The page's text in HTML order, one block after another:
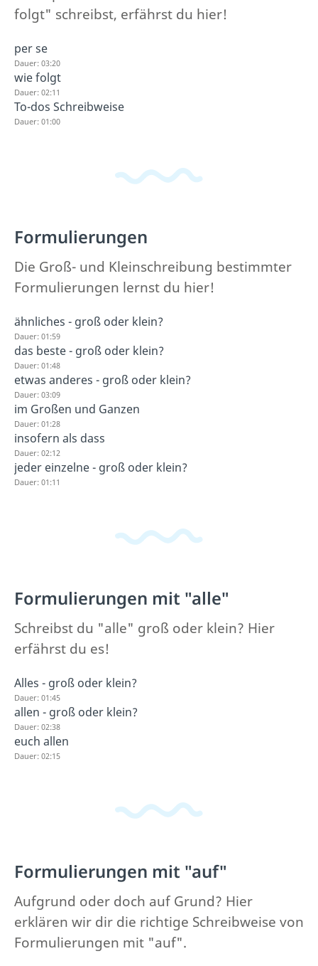
folgt" schreibst, erfährst du hier!
per se
Dauer: 03:20
wie folgt
Dauer: 02:11
To-dos Schreibweise
Dauer: 01:00
Formulierungen
Die Groß- und Kleinschreibung bestimmter
Formulierungen lernst du hier!
ähnliches - groß oder klein?
Dauer: 01:59
das beste - groß oder klein?
Dauer: 01:48
etwas anderes - groß oder klein?
Dauer: 03:09
im Großen und Ganzen
Dauer: 01:28
insofern als dass
Dauer: 02:12
jeder einzelne - groß oder klein?
Dauer: 01:11
Formulierungen mit "alle"
Schreibst du "alle" groß oder klein? Hier
erfährst du es!
Alles - groß oder klein?
Dauer: 01:45
allen - groß oder klein?
Dauer: 02:38
euch allen
Dauer: 02:15
Formulierungen mit "auf"
Aufgrund oder doch auf Grund? Hier
erklären wir dir die richtige Schreibweise von
Formulierungen mit "auf".